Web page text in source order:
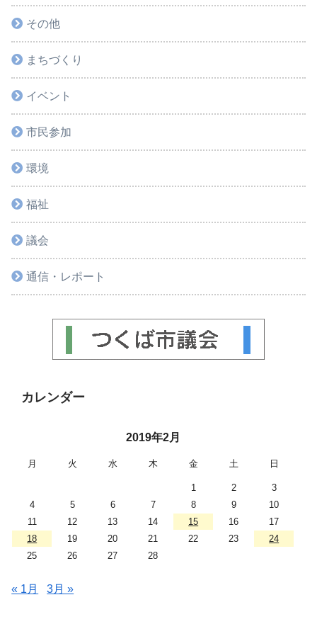
その他
まちづくり
イベント
市民参加
環境
福祉
議会
通信・レポート
カレンダー
2019年2月
月 火 水 木 金 土 日
1 2
3
4
5 6 7 8 9
10
11
12 13 14 15 16
17
18
19 20 21 22 23
24
25
26 27 28
« 1月 3月 »